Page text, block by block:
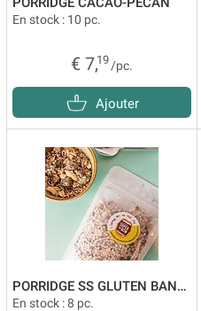
En stock : 10 pc.
€ 7,19 /pc.
Ajouter
PORRIDGE SS GLUTEN BANANE CACAHUETE
En stock : 8 pc.